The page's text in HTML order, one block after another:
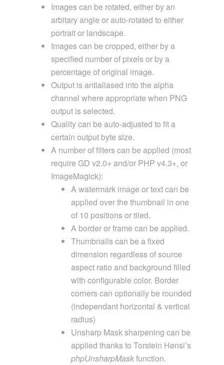
Images can be rotated, either by an
arbitary angle or auto-rotated to either
portrait or landscape.
Images can be cropped, either by a
specified number of pixels or by a
percentage of original image.
Output is antialiased into the alpha
channel where appropriate when PNG
output is selected.
Quality can be auto-adjusted to fit a
certain output byte size.
A number of filters can be applied (most
require GD v2.0+ and/or PHP v4.3+, or
ImageMagick):
A watermark image or text can be
applied over the thumbnail in one
of 10 positions or tiled.
A border or frame can be applied.
Thumbnails can be a fixed
dimension regardless of source
aspect ratio and background filled
with configurable color. Border
corners can optionally be rounded
(independant horizontal & vertical
radius)
Unsharp Mask sharpening can be
applied thanks to Torstein Hønsi’s
phpUnsharpMaskfunction.